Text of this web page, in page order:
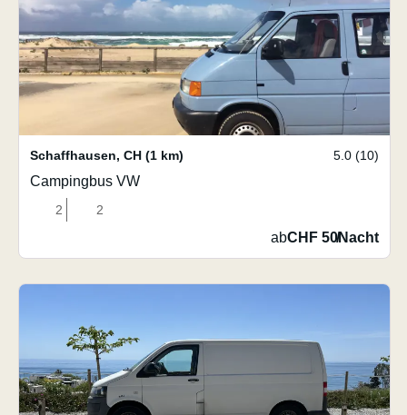
Schaffhausen, CH (1 km) 5.0 (10)
Campingbus VW
2 2
abCHF 50/Nacht